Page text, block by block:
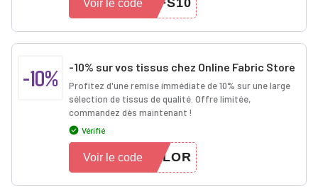
FS10
Voir le code
-10% -10% sur vos tissus chez Online Fabric Store
Profitez d'une remise immédiate de 10% sur une large
sélection de tissus de qualité. Offre limitée,
commandez dès maintenant !
Vérifié
FLOR
Voir le code